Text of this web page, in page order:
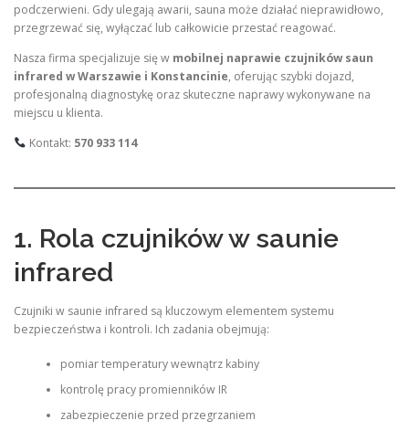
podczerwieni. Gdy ulegają awarii, sauna może działać nieprawidłowo,
przegrzewać się, wyłączać lub całkowicie przestać reagować.
Nasza firma specjalizuje się w mobilnej naprawie czujników saun
infrared w Warszawie i Konstancinie, oferując szybki dojazd,
profesjonalną diagnostykę oraz skuteczne naprawy wykonywane na
miejscu u klienta.
Kontakt: 570 933 114
1. Rola czujników w saunie
infrared
Czujniki w saunie infrared są kluczowym elementem systemu
bezpieczeństwa i kontroli. Ich zadania obejmują:
pomiar temperatury wewnątrz kabiny
kontrolę pracy promienników IR
zabezpieczenie przed przegrzaniem